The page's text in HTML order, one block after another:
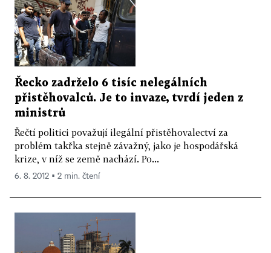
Řecko zadrželo 6 tisíc nelegálních
přistěhovalců. Je to invaze, tvrdí jeden z
ministrů
Řečtí politici považují ilegální přistěhovalectví za
problém takřka stejně závažný, jako je hospodářská
krize, v níž se země nachází. Po...
6. 8. 2012 ▪ 2 min. čtení